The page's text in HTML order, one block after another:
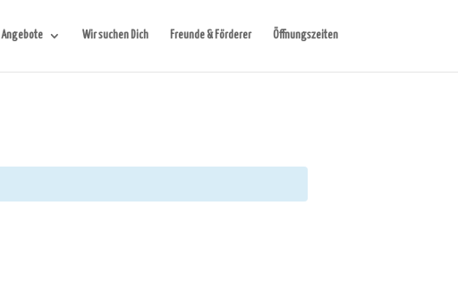
Angebote Wir suchen Dich Freunde & Förderer Öffnungszeiten